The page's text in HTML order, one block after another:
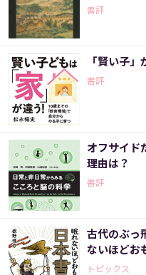
書評
「賢い子
書評
オフサイ
理由は？
書評
古代のぶっ
ないほどお
トピックス